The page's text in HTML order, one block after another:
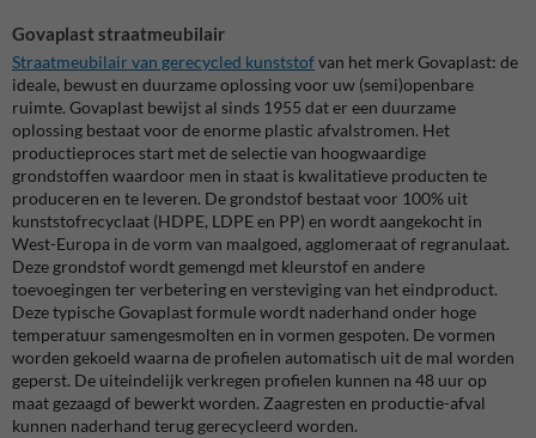
Govaplast straatmeubilair
Straatmeubilair van gerecycled kunststofvan het merk Govaplast: de
ideale, bewust en duurzame oplossing voor uw (semi)openbare
ruimte. Govaplast bewijst al sinds 1955 dat er een duurzame
oplossing bestaat voor de enorme plastic afvalstromen. Het
productieproces start met de selectie van hoogwaardige
grondstoffen waardoor men in staat is kwalitatieve producten te
produceren en te leveren. De grondstof bestaat voor 100% uit
kunststofrecyclaat (HDPE, LDPE en PP) en wordt aangekocht in
West-Europa in de vorm van maalgoed, agglomeraat of regranulaat.
Deze grondstof wordt gemengd met kleurstof en andere
toevoegingen ter verbetering en versteviging van het eindproduct.
Deze typische Govaplast formule wordt naderhand onder hoge
temperatuur samengesmolten en in vormen gespoten. De vormen
worden gekoeld waarna de profielen automatisch uit de mal worden
geperst. De uiteindelijk verkregen profielen kunnen na 48 uur op
maat gezaagd of bewerkt worden. Zaagresten en productie-afval
kunnen naderhand terug gerecycleerd worden.